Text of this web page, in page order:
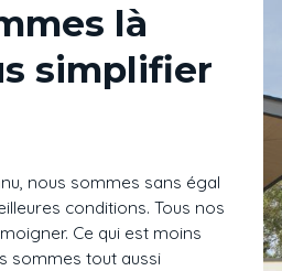
là
simplifier
nous sommes sans égal
conditions. Tous nos
Ce qui est moins
sommes tout aussi